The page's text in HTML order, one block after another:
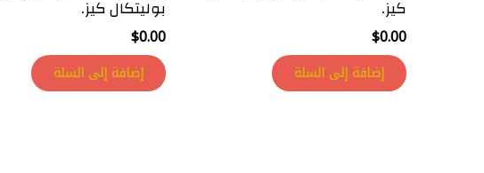
كيز.
$0.00
إضافة إلى السلة
بوليتكال كيز.
$0.00
إضافة إلى السلة